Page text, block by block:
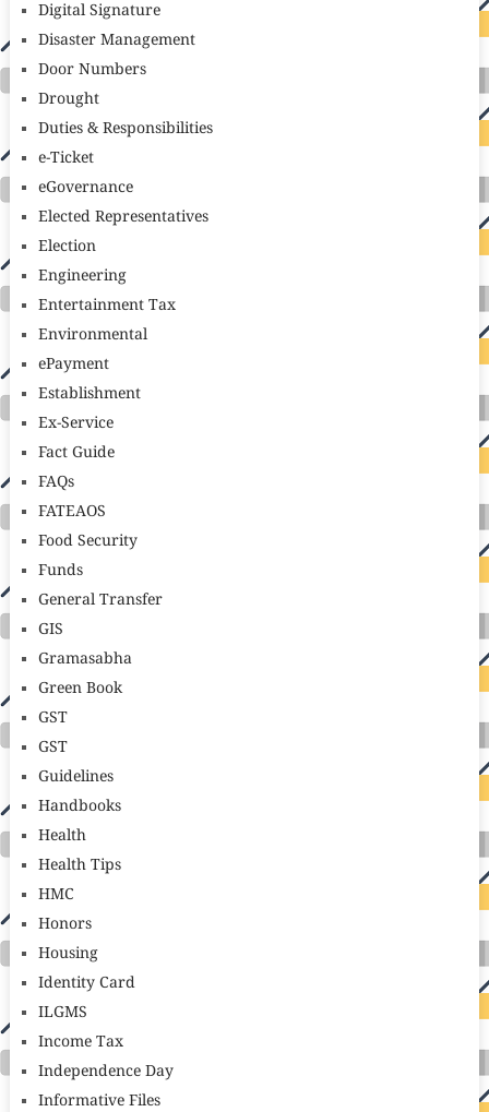
Digital Signature
Disaster Management
Door Numbers
Drought
Duties & Responsibilities
e-Ticket
eGovernance
Elected Representatives
Election
Engineering
Entertainment Tax
Environmental
ePayment
Establishment
Ex-Service
Fact Guide
FAQs
FATEAOS
Food Security
Funds
General Transfer
GIS
Gramasabha
Green Book
GST
GST
Guidelines
Handbooks
Health
Health Tips
HMC
Honors
Housing
Identity Card
ILGMS
Income Tax
Independence Day
Informative Files